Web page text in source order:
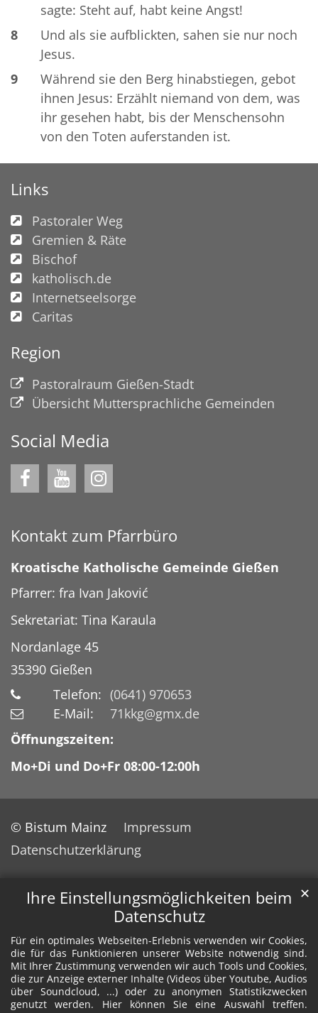
Ihre Einstellungsmöglichkeiten beim
Datenschutz
Für ein optimales Webseiten-Erlebnis verwenden wir Cookies,
die für das Funktionieren unserer Website notwendig sind.
Mit Ihrer Zustimmung verwenden wir auch Tools und Cookies,
die zur Anzeige externer Inhalte (Videos über Youtube, Audios
über Soundcloud, ...) oder zu anonymen Statistikzwecken
genutzt werden. Hier können Sie eine Auswahl treffen.
✕
sagte: Steht auf, habt keine Angst!
8
Und als sie aufblickten, sahen sie nur noch
Jesus.
9
Während sie den Berg hinabstiegen, gebot
ihnen Jesus: Erzählt niemand von dem, was
ihr gesehen habt, bis der Menschensohn
von den Toten auferstanden ist.
Links
Pastoraler Weg
Gremien & Räte
Bischof
katholisch.de
Internetseelsorge
Caritas
Region
Pastoralraum Gießen-Stadt
Übersicht Muttersprachliche Gemeinden
Social Media
Kontakt zum Pfarrbüro
Kroatische Katholische Gemeinde Gießen
Pfarrer: fra Ivan Jaković
Sekretariat: Tina Karaula
Nordanlage 45
35390 Gießen
Telefon: (0641) 970653
E-Mail:
71kkg@gmx.de
Öffnungszeiten:
Mo+Di und Do+Fr 08:00-12:00h
© Bistum Mainz
Impressum
Datenschutzerklärung